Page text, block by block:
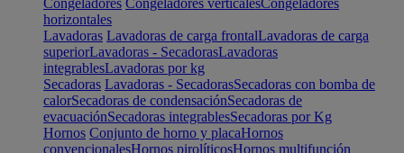
Congeladores Congeladores verticalesCongeladores
horizontales
Lavadoras Lavadoras de carga frontalLavadoras de carga
superiorLavadoras - SecadorasLavadoras
integrablesLavadoras por kg
Secadoras Lavadoras - SecadorasSecadoras con bomba de
calorSecadoras de condensaciónSecadoras de
evacuaciónSecadoras integrablesSecadoras por Kg
Hornos Conjunto de horno y placaHornos
convencionalesHornos pirolíticosHornos multifunción